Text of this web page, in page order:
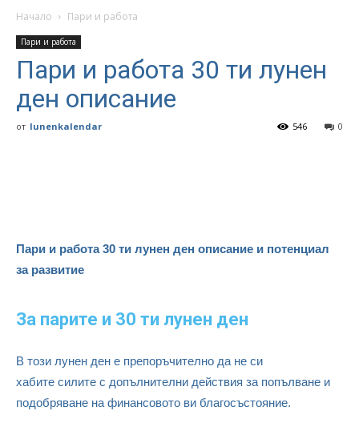
Начало Пари и работа
Пари и работа
Пари и работа 30 ти лунен
ден описание
от lunenkalendar 0
546
Пари и работа 30 ти лунен ден описание и потенциал
за развитие
За парите и 30 ти лунен ден
В този лунен ден e препоръчително да не си
хабите силите с допълнителни действия за попълване и
подобряване на финансовото ви благосъстояние.